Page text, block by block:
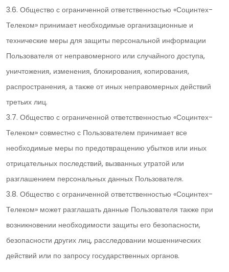
3.6. Общество с ограниченной ответственностью «Социнтех-
Телеком» принимает необходимые организационные и
технические меры для защиты персональной информации
Пользователя от неправомерного или случайного доступа,
уничтожения, изменения, блокирования, копирования,
распространения, а также от иных неправомерных действий
третьих лиц.
3.7. Общество с ограниченной ответственностью «Социнтех-
Телеком» совместно с Пользователем принимает все
необходимые меры по предотвращению убытков или иных
отрицательных последствий, вызванных утратой или
разглашением персональных данных Пользователя.
3.8. Общество с ограниченной ответственностью «Социнтех-
Телеком» может разглашать данные Пользователя также при
возникновении необходимости защиты его безопасности,
безопасности других лиц, расследовании мошеннических
действий или по запросу государственных органов.